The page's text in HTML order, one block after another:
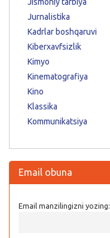
Jurnalistika
Kadrlar boshqaruvi
Kiberxavfsizlik
Kimyo
Kinematografiya
Kino
Klassika
Kommunikatsiya
Email obuna
Email manzilingizni yozing: